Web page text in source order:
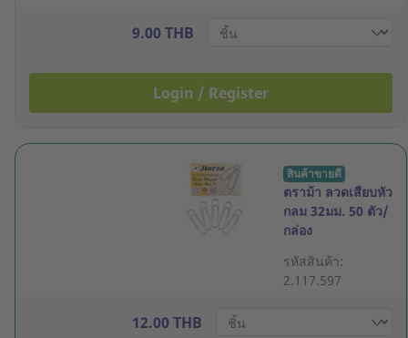
9.00 THB
Login / Register
สินค้าขายดี
ตราม้า ลวดเสียบหัว
กลม 32มม. 50 ตัว/
กล่อง
รหัสสินค้า:
2.117.597
12.00 THB